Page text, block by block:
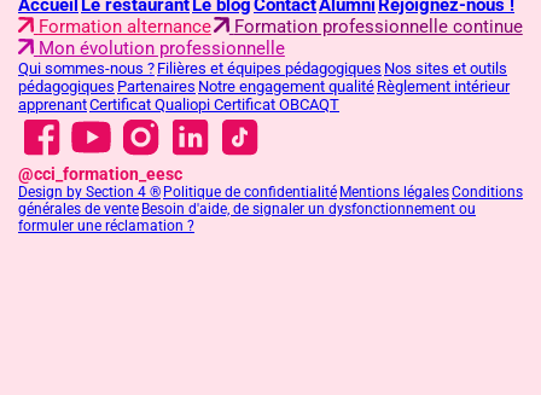
Accueil Le restaurantLe blogContactAlumni Rejoignez-nous !
Formation alternance
Formation professionnelle continue
Mon évolution professionnelle
Qui sommes-nous ? Filières et équipes pédagogiques Nos sites et outils
pédagogiques Partenaires Notre engagement qualité Règlement intérieur
apprenantCertificat Qualiopi Certificat OBCAQT
@cci_formation_eesc
Design by Section 4 ® Politique de confidentialité Mentions légalesConditions
générales de vente Besoin d'aide, de signaler un dysfonctionnement ou
formuler une réclamation ?